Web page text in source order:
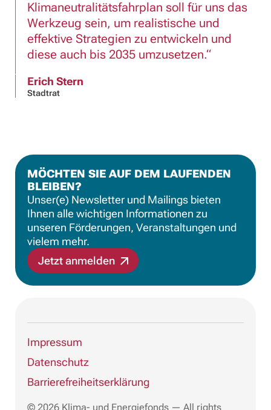
Klimaneutralitätsfahrplan soll für uns das
Werkzeug sein, um realistische und
effektive Strategien zu entwickeln und
diese auch bis 2035 umzusetzen.
Erich Stern
Stadtrat
MÖCHTEN SIE AUF DEM LAUFENDEN
BLEIBEN?
Unser(e) Newsletter und Mailings bieten
Ihnen alle wichtigen Informationen zu
unseren Förderungen, Veranstaltungen und
vielem mehr.
Jetzt anmelden
Impressum
Datenschutz
Barrierefreiheitserklärung
© 2026 Klima- und Energiefonds — All rights